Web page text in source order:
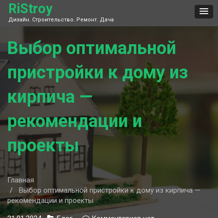
Skip
content
RiStroy
Дизайн. Строительство. Ремонт. Дача
Выбор оптимальной
пристройки к дому из
кирпича —
рекомендации и
проекты
Главная
Выбор оптимальной пристройки к дому из кирпича —
рекомендации и проекты